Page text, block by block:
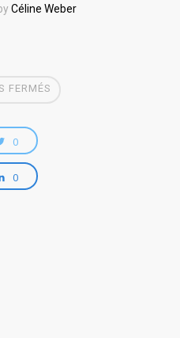
Céline Weber
FERMÉS
0
0